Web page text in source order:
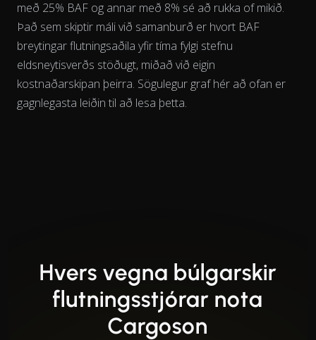
með 25% BAF og annar með 8% sé að rukka of mikið.
Það sem skiptir máli við samanburð er hvort BAF
breytingar flutningsaðila yfir tíma fylgi stefnu
eldsneytisverðs stöðugt, miðað við eigin
kostnaðarskipan þeirra. Sögulegur graf hér að ofan er
gagnlegasta leiðin til að lesa þetta.
Hvers vegna búlgarskir
flutningsstjórar nota
Cargoson